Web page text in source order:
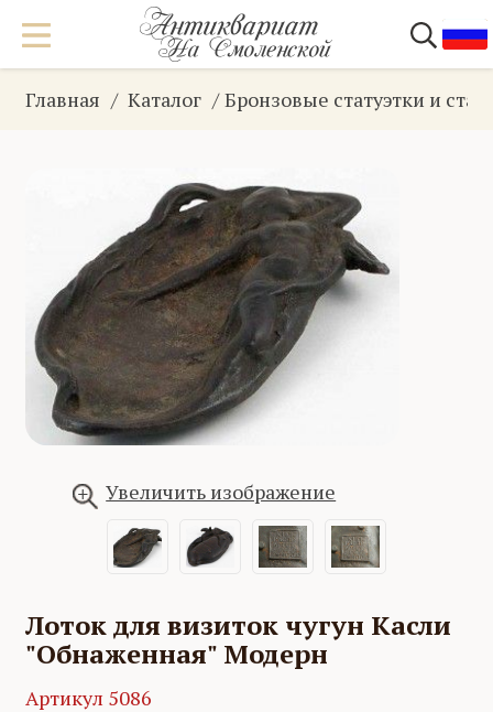
Главная Каталог Бронзовые статуэтки и
Увеличить изображение
Лоток для визиток чугун Касли
"Обнаженная" Модерн
Артикул 5086